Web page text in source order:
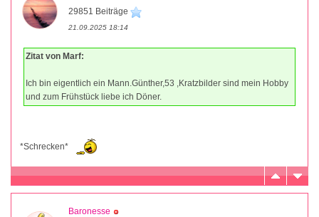
29851 Beiträge
21.09.2025 18:14
Zitat von Marf:
Ich bin eigentlich ein Mann.Günther,53 ,Kratzbilder sind mein Hobby
und zum Frühstück liebe ich Döner.
*Schrecken*
Baronesse